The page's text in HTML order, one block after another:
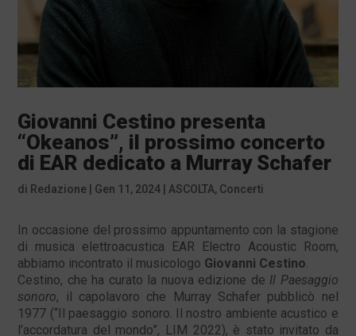
Giovanni Cestino presenta
“Okeanos”, il prossimo concerto
di EAR dedicato a Murray Schafer
di Redazione Gen 11, 2024 ASCOLTA, Concerti
In occasione del prossimo appuntamento con la stagione
di musica elettroacustica EAR Electro Acoustic Room,
abbiamo incontrato il musicologo Giovanni Cestino.
Cestino, che ha curato la nuova edizione de Il Paesaggio
sonoro, il capolavoro che Murray Schafer pubblicò nel
1977 (“Il paesaggio sonoro. Il nostro ambiente acustico e
l’accordatura del mondo”, LIM 2022), è stato invitato da